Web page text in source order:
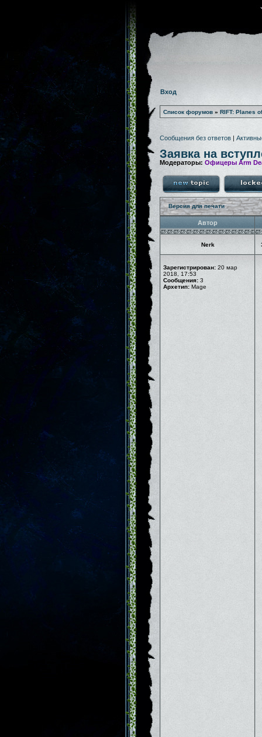
Вход
Список форумов » RIFT: Planes
Сообщения без ответов |
Заявка на
Модераторы: Офицеры Arm
Версия для печати
Автор
Nerk
Зарегистрирован: 20 мар
2018, 17:53
Сообщения: 3
Архетип: Mage